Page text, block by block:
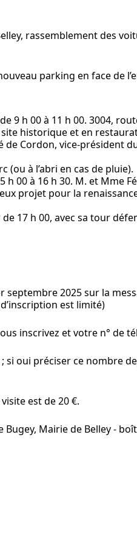
rassemblement des
parking en face de
9 h 00 à 11 h 00. 3004,
historique et en
Cordon, vice-président
(ou à l’abri en cas de pluie).
h 00 à 16 h 30. M. et Mme
projet pour la
17 h 00, avec sa tour
2025 sur la
est limité)
inscrivez et votre n° de
oui préciser ce nombre
est de 20 €.
Mairie de Belley -